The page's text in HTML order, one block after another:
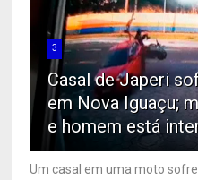
3
Casal de Japeri
em Nova Iguaçu;
e homem está
Um casal em uma moto